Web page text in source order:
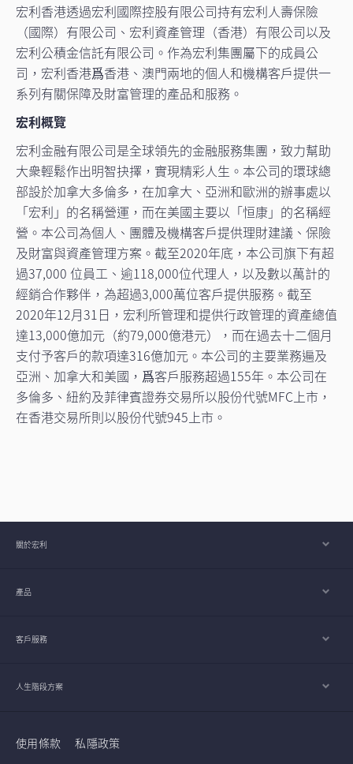
宏利香港透過宏利國際控股有限公司持有宏利人壽保險
（國際）有限公司、宏利資產管理（香港）有限公司以及
宏利公積金信託有限公司。作為宏利集團屬下的成員公
司，宏利香港爲香港、澳門兩地的個人和機構客戶提供一
系列有關保障及財富管理的產品和服務。
宏利概覽
宏利金融有限公司是全球領先的金融服務集團，致力幫助
大衆輕鬆作出明智抉擇，實現精彩人生。本公司的環球總
部設於加拿大多倫多，在加拿大、亞洲和歐洲的辦事處以
「宏利」的名稱營運，而在美國主要以「恒康」的名稱經
營。本公司為個人、團體及機構客戶提供理財建議、保險
及財富與資產管理方案。截至2020年底，本公司旗下有超
過37,000 位員工、逾118,000位代理人，以及數以萬計的
經銷合作夥伴，為超過3,000萬位客戶提供服務。截至
2020年12月31日，宏利所管理和提供行政管理的資產總值
達13,000億加元（約79,000億港元），而在過去十二個月
支付予客戶的款項達316億加元。本公司的主要業務遍及
亞洲、加拿大和美國，爲客戶服務超過155年。本公司在
多倫多、紐約及菲律賓證券交易所以股份代號MFC上市，
在香港交易所則以股份代號945上市。
關於宏利
產品
客戶服務
人生階段方案
使用條款 私隱政策